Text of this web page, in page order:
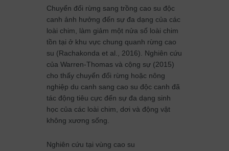
Chuyển đổi rừng sang trồng cao su độc
canh ảnh hưởng đến sự đa dạng của các
loài chim, làm giảm một nửa số loài chim
tồn tại ở khu vực chung quanh rừng cao
su (Rachakonda et al., 2016). Nghiên cứu
của Warren-Thomas và cộng sự (2015)
cho thấy chuyển đổi rừng hoặc nông
nghiệp du canh sang cao su độc canh đã
tác động tiêu cực đến sự đa dạng sinh
học của các loài chim, dơi và động vật
không xương sống.
Nghiên cứu tại vùng cao su